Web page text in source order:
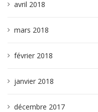
avril 2018
mars 2018
février 2018
janvier 2018
décembre 2017